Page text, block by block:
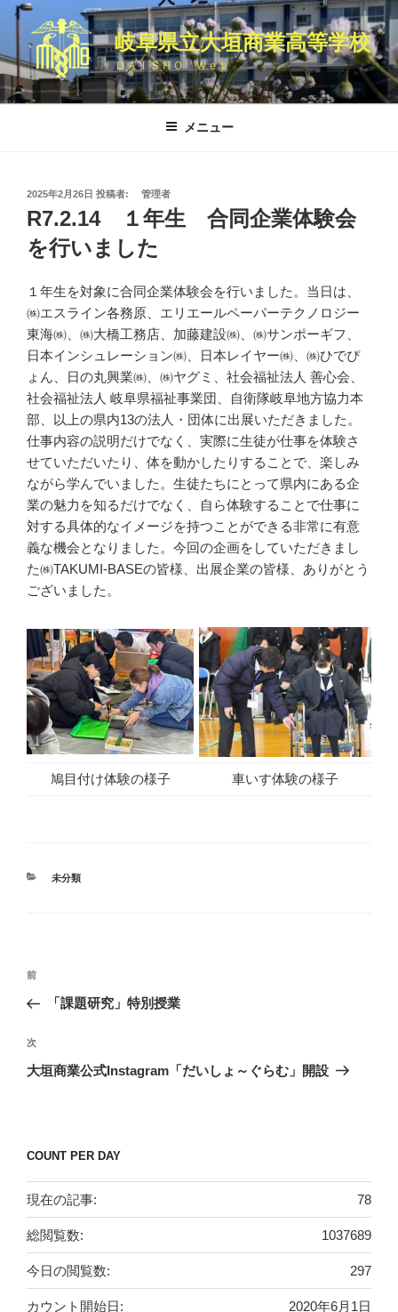
テ
ン
ツ
岐阜県立大垣商業高等学校
ＤＡＩＳＨＯ Ｗｅｂ
メニュー
投
稿
日:
2025年2月26日 投稿者: 管理者
R7.2.14 １年生 合同企業体験会
を行いました
１年生を対象に合同企業体験会を行いました。当日は、
㈱エスライン各務原、エリエールペーパーテクノロジー
東海㈱、㈱大橋工務店、加藤建設㈱、㈱サンポーギフ、
日本インシュレーション㈱、日本レイヤー㈱、㈱ひでぴ
ょん、日の丸興業㈱、㈱ヤグミ、社会福祉法人 善心会、
社会福祉法人 岐阜県福祉事業団、自衛隊岐阜地方協力本
部、以上の県内13の法人・団体に出展いただきました。
仕事内容の説明だけでなく、実際に生徒が仕事を体験さ
せていただいたり、体を動かしたりすることで、楽しみ
ながら学んでいました。生徒たちにとって県内にある企
業の魅力を知るだけでなく、自ら体験することで仕事に
対する具体的なイメージを持つことができる非常に有意
義な機会となりました。今回の企画をしていただきまし
た㈱TAKUMI-BASEの皆様、出展企業の皆様、ありがとう
ございました。
鳩目付け体験の様子 車いす体験の様子
カ
未分類
投
ナ
ビ
ゲ
ン
前
の
稿
前
「課題研究」特別授業
次
の
次
大垣商業公式Instagram「だいしょ～ぐらむ」開設
COUNT PER DAY
78
現在の記事:
1037689
総閲覧数:
297
今日の閲覧数:
2020年6月1日
カウント開始日: